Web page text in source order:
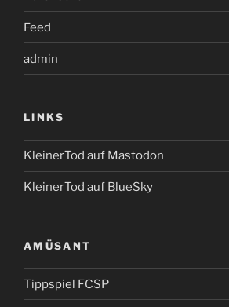
Feed
admin
LINKS
KleinerTod auf Mastodon
KleinerTod auf BlueSky
AMÜSANT
Tippspiel FCSP